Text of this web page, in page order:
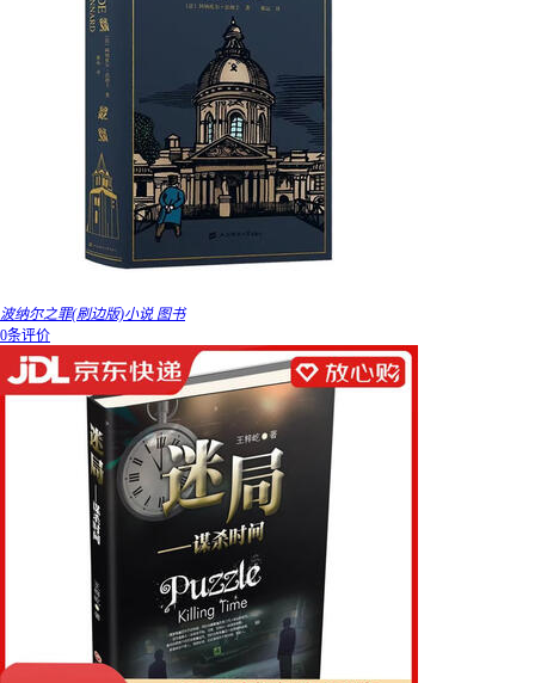
波纳尔之罪(刷边版)小说 图书
0条评价